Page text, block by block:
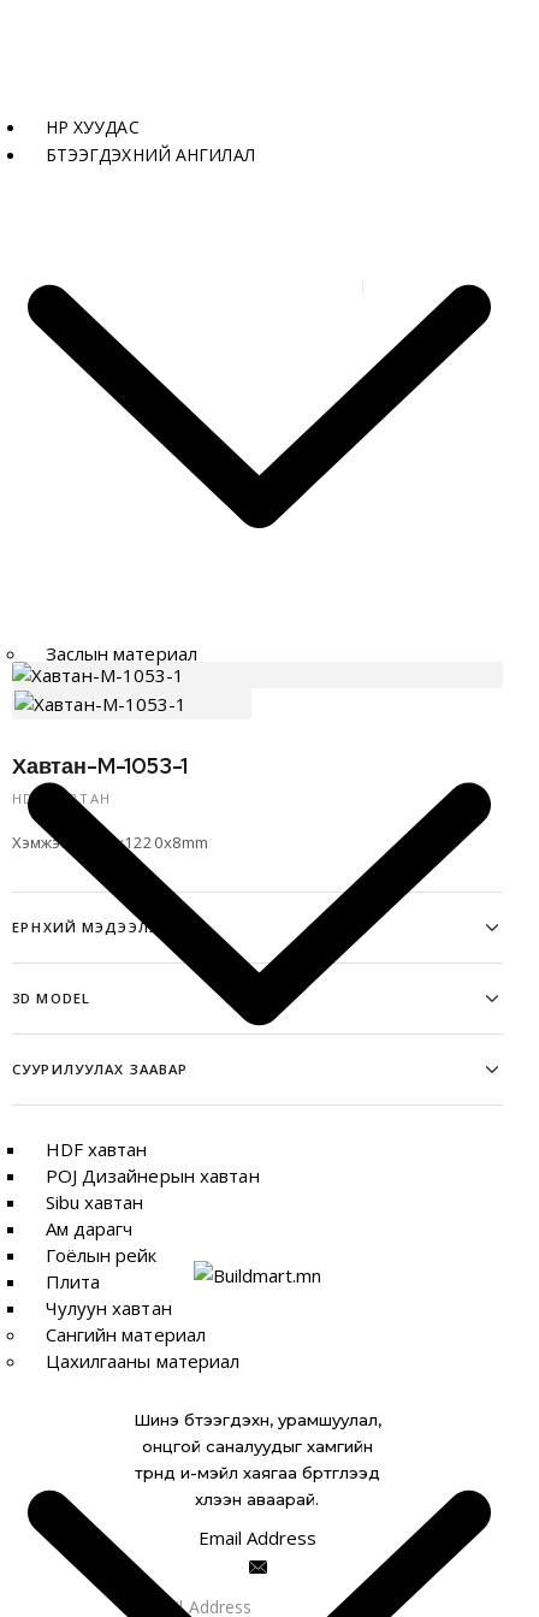
НҮҮР ХУУДАС
БҮТЭЭГДЭХҮҮНИЙ АНГИЛАЛ
Заслын материал
HDF хавтан
POJ Дизайнерын хавтан
Sibu хавтан
Ам дарагч
Гоёлын рейк
Плита
Чулуун хавтан
Сангийн материал
Цахилгааны материал
Бүтээгдэхүүнүүд
Хавтан-M-1053-1
HDF ХАВТАН
Хэмжээ: 3060x1220x8mm
ЕРӨНХИЙ МЭДЭЭЛЭЛ
цэцэрлэг зэрэг олон нийтийн газар
3D MODEL
СУУРИЛУУЛАХ ЗААВАР
Шинэ бүтээгдэхүүн, урамшуулал,
онцгой саналуудыг хамгийн
түрүүнд и-мэйл хаягаа бүртгүүлээд
хүлээн аваарай.
Email Address